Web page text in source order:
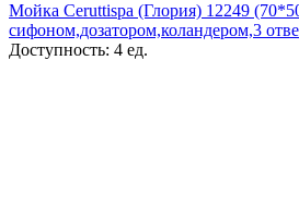
Мойка Ceruttispa (Глория) 12249
сифоном,дозатором,коландером,3
Доступность: 4 ед.